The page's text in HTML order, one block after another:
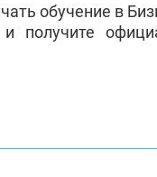
обучение в
получите